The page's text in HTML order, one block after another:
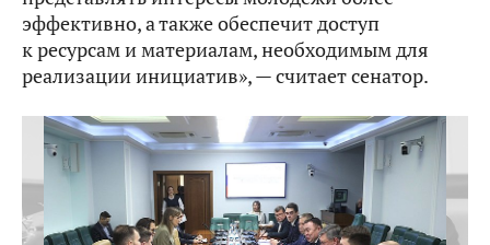
эффективно, а также обеспечит доступ
к ресурсам и материалам, необходимым для
реализации инициатив», — считает сенатор.